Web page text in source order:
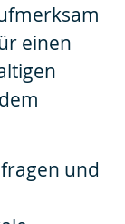
einen
und